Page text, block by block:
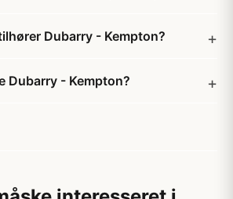
Dubarry - Kempton?
Dubarry - Kempton?